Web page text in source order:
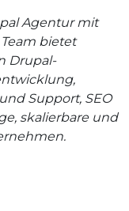
Agentur mit
bietet
Drupal-
Support, SEO
skalierbare und